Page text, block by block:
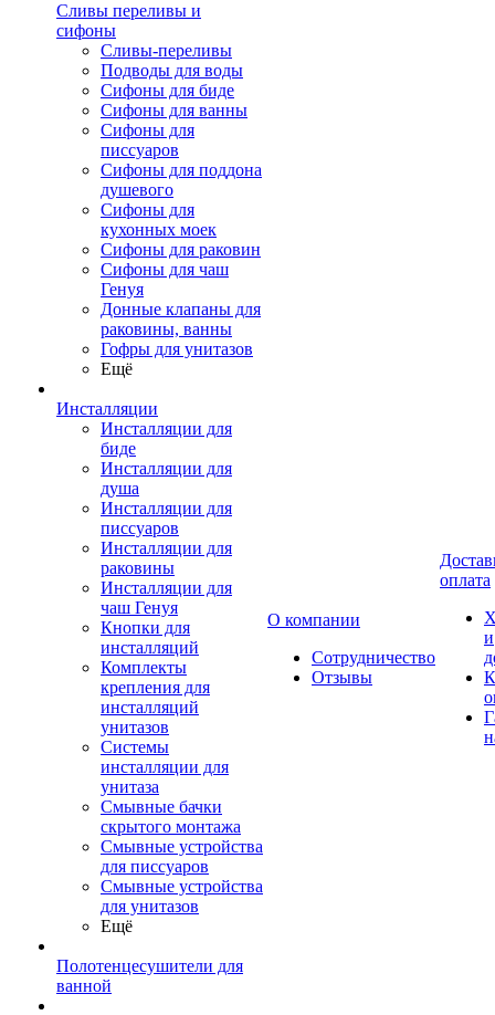
Сливы переливы и
сифоны
Сливы-переливы
Подводы для воды
Сифоны для биде
Сифоны для ванны
Сифоны для
писсуаров
Сифоны для поддона
душевого
Сифоны для
кухонных моек
Сифоны для раковин
Сифоны для чаш
Генуя
Донные клапаны для
раковины, ванны
Гофры для унитазов
Ещё
Инсталляции
Инсталляции для
биде
Инсталляции для
душа
Инсталляции для
писсуаров
Инсталляции для
раковины
Инсталляции для
чаш Генуя
Кнопки для
инсталляций
Комплекты
крепления для
инсталляций
унитазов
Системы
инсталляции для
унитаза
Смывные бачки
скрытого монтажа
Смывные устройства
для писсуаров
Смывные устройства
для унитазов
Ещё
Полотенцесушители для
ванной
О компании
Сотрудничество
Отзывы
оплата
и